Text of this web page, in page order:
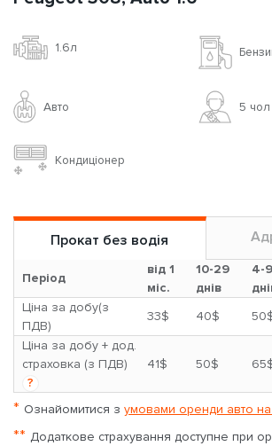
1.6л
Авто 5 чoл
Кондиціонер
Прокат без водія
Період
від 1
міс.
10-29
днів
4-9
Ціна за добу(з
ПДВ)
33$ 40$
Ціна за добу + дод.
страховка (з ПДВ)
?
41$ 50$
* Ознайомитися з умовами оренди авто
** Додаткове страхування доступне при